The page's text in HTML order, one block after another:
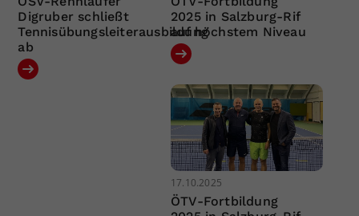
Digruber schließt
Tennisübungsleiterausbildung
ab
2025 in Salzburg-Rif
auf höchstem Niveau
17.10.2025
ÖTV-Fortbildung